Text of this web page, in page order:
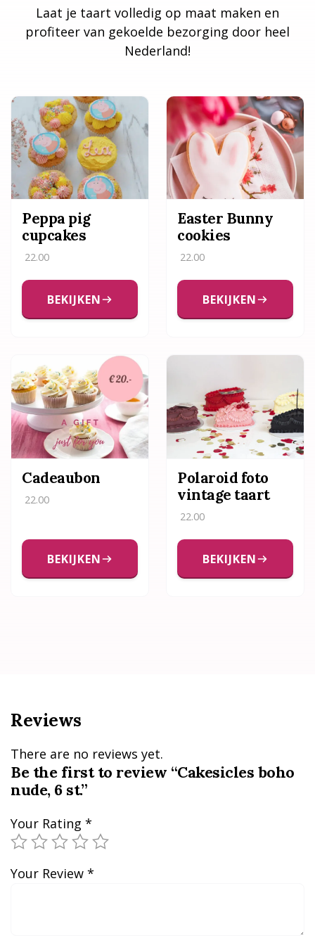
Laat je taart volledig op maat maken en
profiteer van gekoelde bezorging door heel
Nederland!
Peppa pig
cupcakes
22.00
BEKIJKEN
Easter Bunny
cookies
22.00
BEKIJKEN
Cadeaubon
22.00
BEKIJKEN
Polaroid foto
vintage taart
22.00
BEKIJKEN
Reviews
There are no reviews yet.
Be the first to review “Cakesicles boho
nude, 6 st.”
Your Rating *
Your Review *